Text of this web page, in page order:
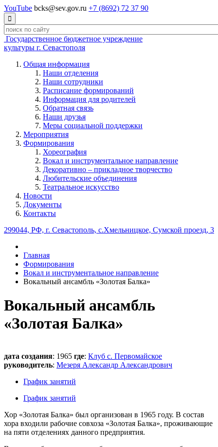
YouTube bcks@sev.gov.ru +7 (8692) 72 37 90

Государственное бюджетное учреждение
культуры г. Севастополя
Общая информация
Наши отделения
Наши сотрудники
Расписание формирований
Информация для родителей
Обратная связь
Наши друзья
Меры социальной поддержки
Мероприятия
Формирования
Хореография
Вокал и инструментальное направление
Декоративно – прикладное творчество
Любительские объединения
Театральное искусство
Новости
Документы
Контакты
299044, РФ, г. Севастополь, с.Хмельницкое, Сумской проезд, 3
Главная
Формирования
Вокал и инструментальное направление
Вокальный ансамбль «Золотая Балка»
Вокальный ансамбль
«Золотая Балка»
дата создания: 1965 где: Клуб с. Первомайское
руководитель: Мезеря Александр Александрович
График занятий
График занятий
Хор «Золотая Балка» был организован в 1965 году. В состав
хора входили рабочие совхоза «Золотая Балка», проживающие
на пяти отделениях данного предприятия.